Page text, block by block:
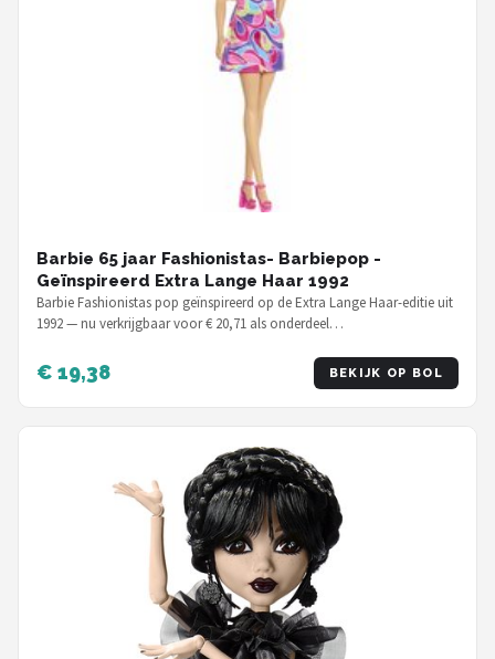
Barbie 65 jaar Fashionistas- Barbiepop -
Geïnspireerd Extra Lange Haar 1992
Barbie Fashionistas pop geïnspireerd op de Extra Lange Haar-editie uit
1992 — nu verkrijgbaar voor € 20,71 als onderdeel…
€ 19,38 BEKIJK OP BOL